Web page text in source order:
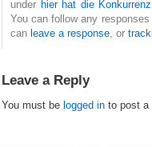
under hier hat die
You can follow any
can leave a response , or
Leave a Reply
You must be logged in to post a